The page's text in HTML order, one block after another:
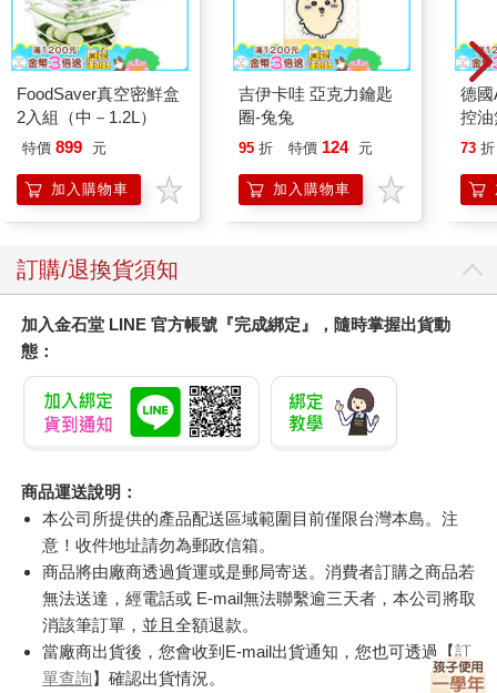
FoodSaver真空密鮮盒
2入組（中－1.2L）
特價 899 元
加入購物車
吉伊卡哇 亞克力鑰匙
圈-兔兔
95 折 特價 124 元
加入購物車
德國
控
凝露
調
滋
73 折
訂購/退換貨須知
加入金石堂 LINE 官方帳號『完成綁定』，隨時掌握出貨動
態：
商品運送說明：
本公司所提供的產品配送區域範圍目前僅限台灣本島。注
意！收件地址請勿為郵政信箱。
商品將由廠商透過貨運或是郵局寄送。消費者訂購之商品若
無法送達，經電話或 E-mail無法聯繫逾三天者，本公司將取
消該筆訂單，並且全額退款。
當廠商出貨後，您會收到E-mail出貨通知，您也可透過【訂
單查詢】確認出貨情況。